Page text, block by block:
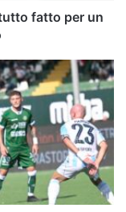
fatto per un